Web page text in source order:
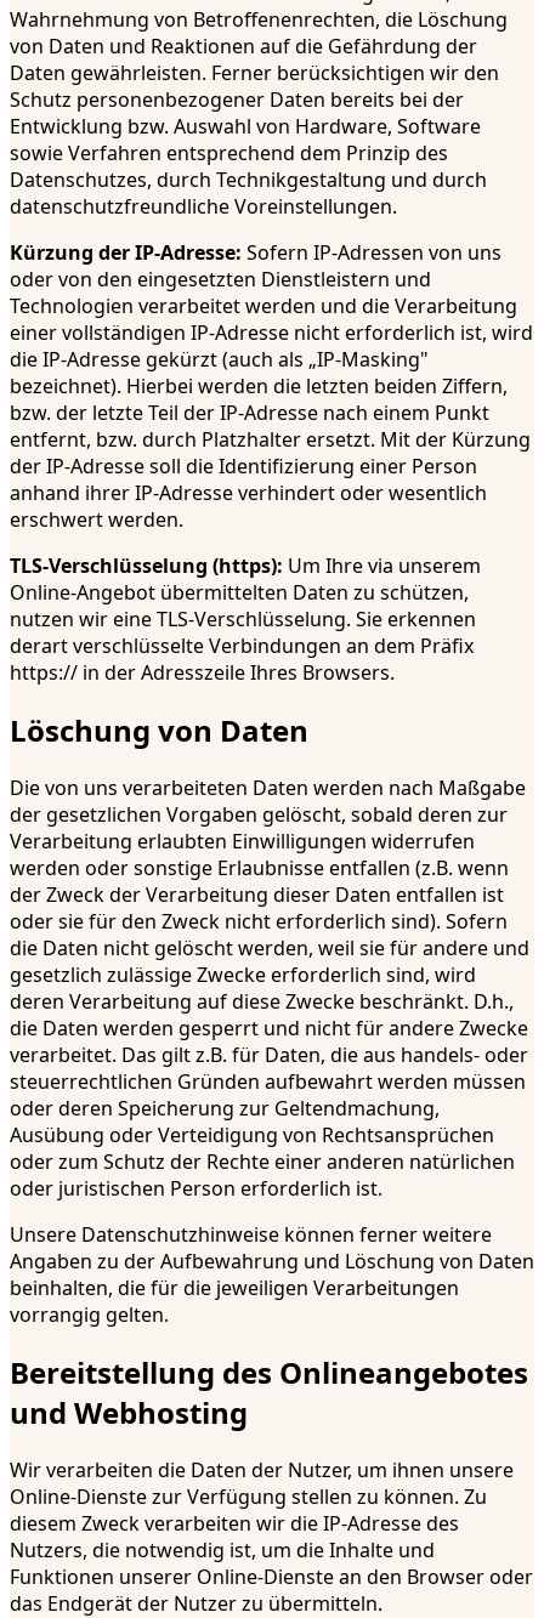
Wahrnehmung von Betroffenenrechten, die Löschung
von Daten und Reaktionen auf die Gefährdung der
Daten gewährleisten. Ferner berücksichtigen wir den
Schutz personenbezogener Daten bereits bei der
Entwicklung bzw. Auswahl von Hardware, Software
sowie Verfahren entsprechend dem Prinzip des
Datenschutzes, durch Technikgestaltung und durch
datenschutzfreundliche Voreinstellungen.
Kürzung der IP-Adresse: Sofern IP-Adressen von uns
oder von den eingesetzten Dienstleistern und
Technologien verarbeitet werden und die Verarbeitung
einer vollständigen IP-Adresse nicht erforderlich ist, wird
die IP-Adresse gekürzt (auch als „IP-Masking"
bezeichnet). Hierbei werden die letzten beiden Ziffern,
bzw. der letzte Teil der IP-Adresse nach einem Punkt
entfernt, bzw. durch Platzhalter ersetzt. Mit der Kürzung
der IP-Adresse soll die Identifizierung einer Person
anhand ihrer IP-Adresse verhindert oder wesentlich
erschwert werden.
TLS-Verschlüsselung (https): Um Ihre via unserem
Online-Angebot übermittelten Daten zu schützen,
nutzen wir eine TLS-Verschlüsselung. Sie erkennen
derart verschlüsselte Verbindungen an dem Präfix
https:// in der Adresszeile Ihres Browsers.
Löschung von Daten
Die von uns verarbeiteten Daten werden nach Maßgabe
der gesetzlichen Vorgaben gelöscht, sobald deren zur
Verarbeitung erlaubten Einwilligungen widerrufen
werden oder sonstige Erlaubnisse entfallen (z.B. wenn
der Zweck der Verarbeitung dieser Daten entfallen ist
oder sie für den Zweck nicht erforderlich sind). Sofern
die Daten nicht gelöscht werden, weil sie für andere und
gesetzlich zulässige Zwecke erforderlich sind, wird
deren Verarbeitung auf diese Zwecke beschränkt. D.h.,
die Daten werden gesperrt und nicht für andere Zwecke
verarbeitet. Das gilt z.B. für Daten, die aus handels- oder
steuerrechtlichen Gründen aufbewahrt werden müssen
oder deren Speicherung zur Geltendmachung,
Ausübung oder Verteidigung von Rechtsansprüchen
oder zum Schutz der Rechte einer anderen natürlichen
oder juristischen Person erforderlich ist.
Unsere Datenschutzhinweise können ferner weitere
Angaben zu der Aufbewahrung und Löschung von Daten
beinhalten, die für die jeweiligen Verarbeitungen
vorrangig gelten.
Bereitstellung des Onlineangebotes
und Webhosting
Wir verarbeiten die Daten der Nutzer, um ihnen unsere
Online-Dienste zur Verfügung stellen zu können. Zu
diesem Zweck verarbeiten wir die IP-Adresse des
Nutzers, die notwendig ist, um die Inhalte und
Funktionen unserer Online-Dienste an den Browser oder
das Endgerät der Nutzer zu übermitteln.